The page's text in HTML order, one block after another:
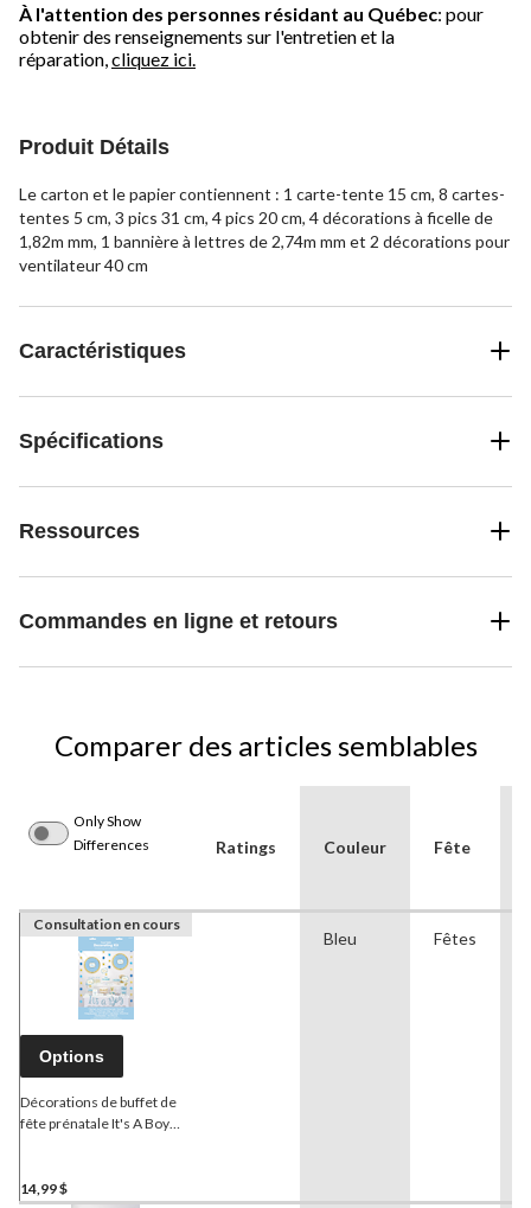
À l'attention des personnes résidant au Québec: pour
obtenir des renseignements sur l'entretien et la
réparation, cliquez ici.
Produit Détails
Le carton et le papier contiennent : 1 carte-tente 15 cm, 8 cartes-
tentes 5 cm, 3 pics 31 cm, 4 pics 20 cm, 4 décorations à ficelle de
1,82m mm, 1 bannière à lettres de 2,74m mm et 2 décorations pour
ventilateur 40 cm
Caractéristiques
Spécifications
Ressources
Commandes en ligne et retours
Comparer des articles semblables
Only Show
Differences
Ratings Couleur Fête
Consultation en cours
Options
Décorations de buffet de
fête prénatale It's A Boy
bannière, bleu/or, 16 po,
14,99 $
Bleu Fêtes